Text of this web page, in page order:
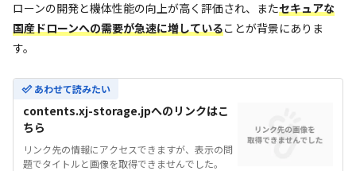
ローンの開発と機体性能の向上が高く評価され、またセキュアな
国産ドローンへの需要が急速に増していることが背景にありま
す。
あわせて読みたい
contents.xj-storage.jpへのリンクはこ
ちら
リンク先の情報にアクセスできますが、表示の問
題でタイトルと画像を取得できませんでした。